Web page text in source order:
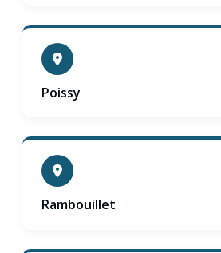
Poissy
Rambouillet